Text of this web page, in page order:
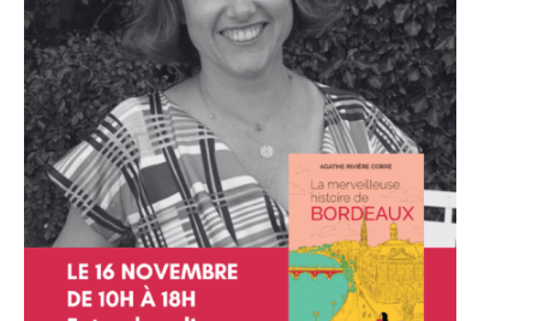
JEUNESSE
TERRES D’OUTRE-MER
ART & CULTURE
HISTOIRE & PATRIMOINE
NATURE & ENVIRONNEMENT
PARCOURS DU PATRIMOINE
PHOTOGRAPHIE & TOURISME